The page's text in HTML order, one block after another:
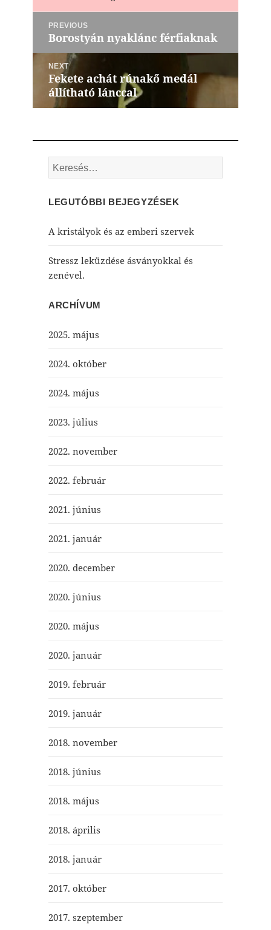
navigáció
PREVIOUS
Previous
post:
Borostyán nyaklánc férfiaknak
NEXT
Next
post:
Fekete achát rúnakő medál
állítható lánccal
Keresés:
LEGUTÓBBI BEJEGYZÉSEK
A kristályok és az emberi szervek
Stressz leküzdése ásványokkal és
zenével.
ARCHÍVUM
2025. május
2024. október
2024. május
2023. július
2022. november
2022. február
2021. június
2021. január
2020. december
2020. június
2020. május
2020. január
2019. február
2019. január
2018. november
2018. június
2018. május
2018. április
2018. január
2017. október
2017. szeptember